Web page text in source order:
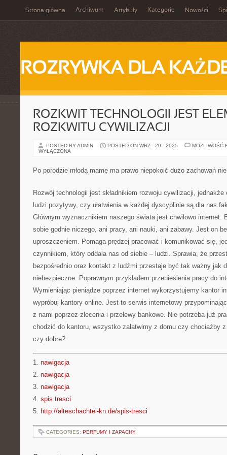
Strona główna Archiwum Artykuły Kategorie Nowości
ROZRYWKA DLA
ROZKWIT TECHNOLOGII JEST
ROZKWITU CYWILIZACJI
POSTED BY ADMIN POSTED ON WRZ - 20 - 2025
MOŻLIWOŚĆ
WYŁĄCZONA
Po porodzie młodą mamę ma prawo niepokoić dużo zachowań
Rozwój technologii jest składnikiem rozwoju cywilizacji,
ludzi pozytywy, czy ułatwienia w każdej dyscyplinie są dla nas
Głównym wyznacznikiem naszego świata jest chwilowo internet.
sobie godnie niczego, ani pracy, ani nauki, ani zabawy. Jest on
uproszczeniem. Pomaga prędzej pracować i komunikować się,
czynnikiem, który oddala nas od siebie – ludzi. Sprawia, że
bezpośrednio oraz kontakt z ludźmi przestaje być tak ważny jak
niebezpieczne. Poprawnym przykładem przeniesienia pracy do
Wymieniając pieniądze poprzez internet wykorzystujemy kantor
wypróbuj kantory online. Jest to serwis internetowy
z nami poprzez zlecenia i przelewy bankowe. Nie potrzeba już
chodzić do kantoru, wszystko załatwimy z domu czy chociażby
czy dobre?
1. nawigacja
2. nawigacja
3. nawigacja
4. spis tresci
5. http://alteschachtel-kn.de/spis-tresci
CATEGORIES: PERFUMY I ZAPACHY